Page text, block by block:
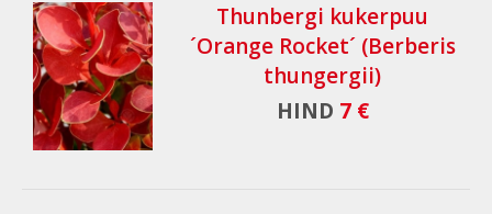
Thunbergi kukerpuu
´Orange Rocket´ (Berberis
thungergii)
HIND 7 €